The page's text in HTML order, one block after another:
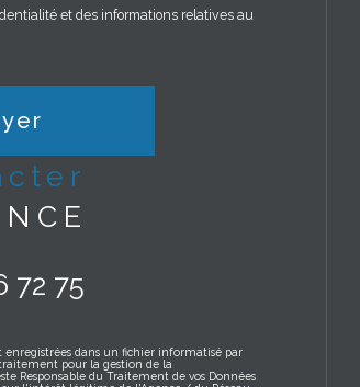
et des informations relatives au
72 75
dans un fichier informatisé par
pour la gestion de la
Responsable du Traitement de vos Données